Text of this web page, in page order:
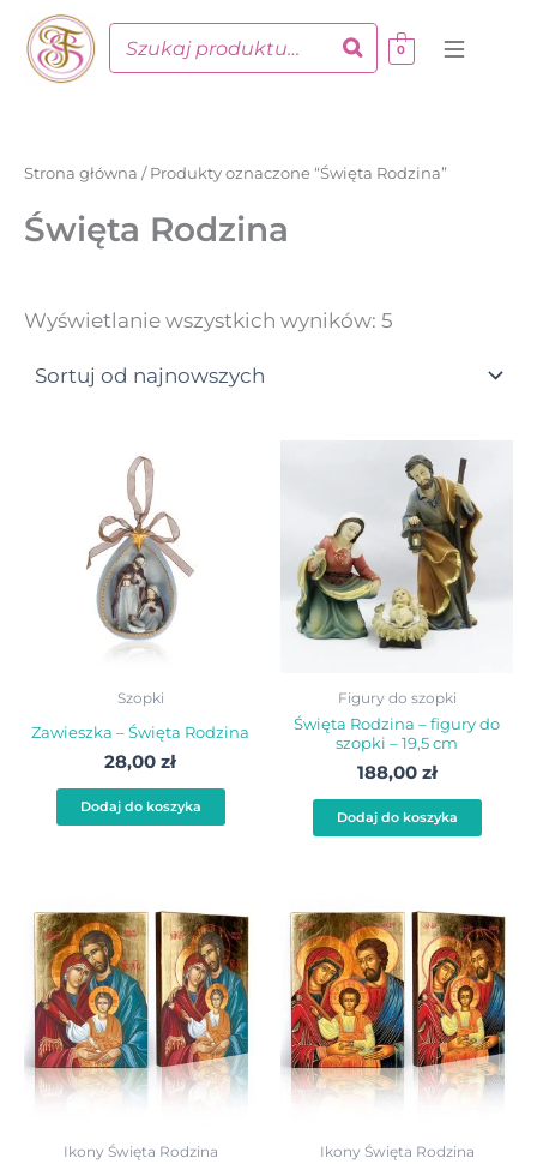
Przejdź
treści
0
Strona główna / Produkty oznaczone “Święta Rodzina”
Święta Rodzina
Wyświetlanie wszystkich wyników: 5
według
najnowszych
Szopki
Zawieszka – Święta Rodzina
28,00 zł
Dodaj do koszyka
Figury do szopki
Święta Rodzina – figury do
szopki – 19,5 cm
188,00 zł
Dodaj do koszyka
Ikony Święta Rodzina
cen:
od
115,00 zł
do
460,00 zł
Ten
produkt
ma
wiele
wariantów.
Opcje
wybrać
Ikony Święta Rodzina
cen:
od
do
Ten
ma
wiele
Opcje